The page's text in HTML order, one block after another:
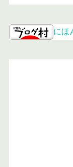
にほ